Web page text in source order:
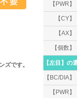
ズです。
【PWR】
【CY】
【AX】
【個数】
【左目】 の
【BC/DIA】
【PWR】